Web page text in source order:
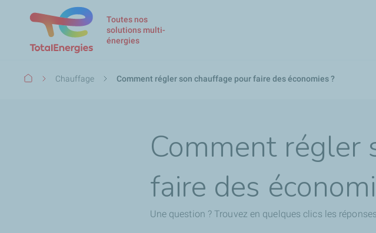
Toutes nos
solutions multi-
énergies
Fil
Chauffage Comment régler son chauffage pour faire des économies ?
Comment régler
faire des
Une question ? Trouvez en quelques clics les